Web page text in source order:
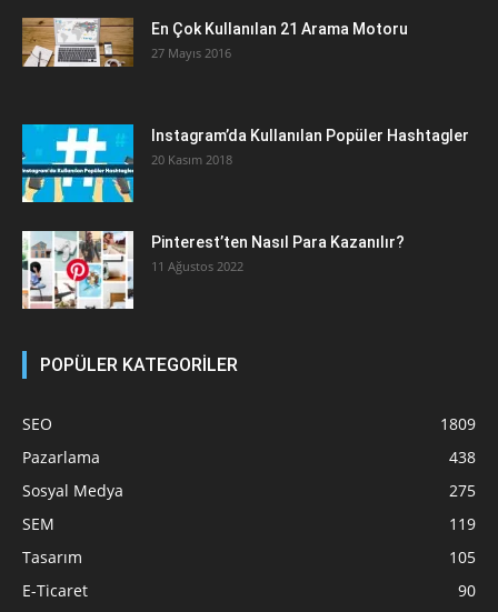
En Çok Kullanılan 21 Arama Motoru
27 Mayıs 2016
Instagram’da Kullanılan Popüler Hashtagler
20 Kasım 2018
Pinterest’ten Nasıl Para Kazanılır?
11 Ağustos 2022
POPÜLER KATEGORİLER
SEO
1809
Pazarlama
438
Sosyal Medya
275
SEM
119
Tasarım
105
E-Ticaret
90